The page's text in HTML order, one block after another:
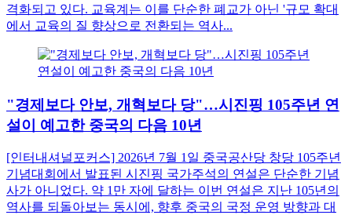
격화되고 있다. 교육계는 이를 단순한 폐교가 아닌 '규모 확대
에서 교육의 질 향상으로 전환되는 역사...
"경제보다 안보, 개혁보다 당"…시진핑 105주년 연
설이 예고한 중국의 다음 10년
[인터내셔널포커스] 2026년 7월 1일 중국공산당 창당 105주년
기념대회에서 발표된 시진핑 국가주석의 연설은 단순한 기념
사가 아니었다. 약 1만 자에 달하는 이번 연설은 지난 105년의
역사를 되돌아보는 동시에, 향후 중국의 국정 운영 방향과 대